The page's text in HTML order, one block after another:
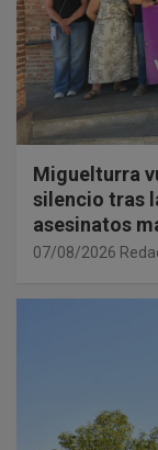
Miguelturra
silencio tras
asesinatos
07/08/2026